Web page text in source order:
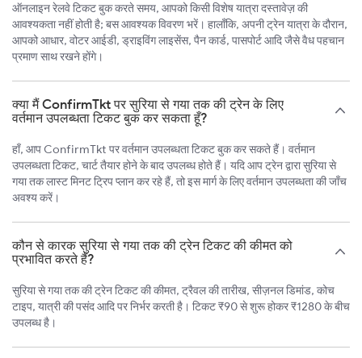
ऑनलाइन रेलवे टिकट बुक करते समय, आपको किसी विशेष यात्रा दस्तावेज़ की
आवश्यकता नहीं होती है; बस आवश्यक विवरण भरें। हालाँकि, अपनी ट्रेन यात्रा के दौरान,
आपको आधार, वोटर आईडी, ड्राइविंग लाइसेंस, पैन कार्ड, पासपोर्ट आदि जैसे वैध पहचान
प्रमाण साथ रखने होंगे।
क्या मैं ConfirmTkt पर सुरिया से गया तक की ट्रेन के लिए
वर्तमान उपलब्धता टिकट बुक कर सकता हूँ?
हाँ, आप ConfirmTkt पर वर्तमान उपलब्धता टिकट बुक कर सकते हैं। वर्तमान
उपलब्धता टिकट, चार्ट तैयार होने के बाद उपलब्ध होते हैं। यदि आप ट्रेन द्वारा सुरिया से
गया तक लास्ट मिनट ट्रिप प्लान कर रहे हैं, तो इस मार्ग के लिए वर्तमान उपलब्धता की जाँच
अवश्य करें।
कौन से कारक सुरिया से गया तक की ट्रेन टिकट की कीमत को
प्रभावित करते हैं?
सुरिया से गया तक की ट्रेन टिकट की कीमत, ट्रैवल की तारीख, सीज़नल डिमांड, कोच
टाइप, यात्री की पसंद आदि पर निर्भर करती है। टिकट ₹90 से शुरू होकर ₹1280 के बीच
उपलब्ध है।